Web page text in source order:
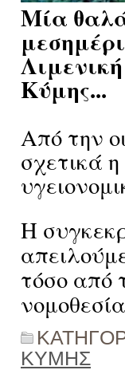
Μία
Κύμης...
Από την
σχετικά
Η
τόσο από
ΚΥΜΗΣ